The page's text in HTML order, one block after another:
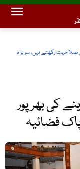
رکھتے ہیں، سربراہ
کی بھرپور
فضائیہ